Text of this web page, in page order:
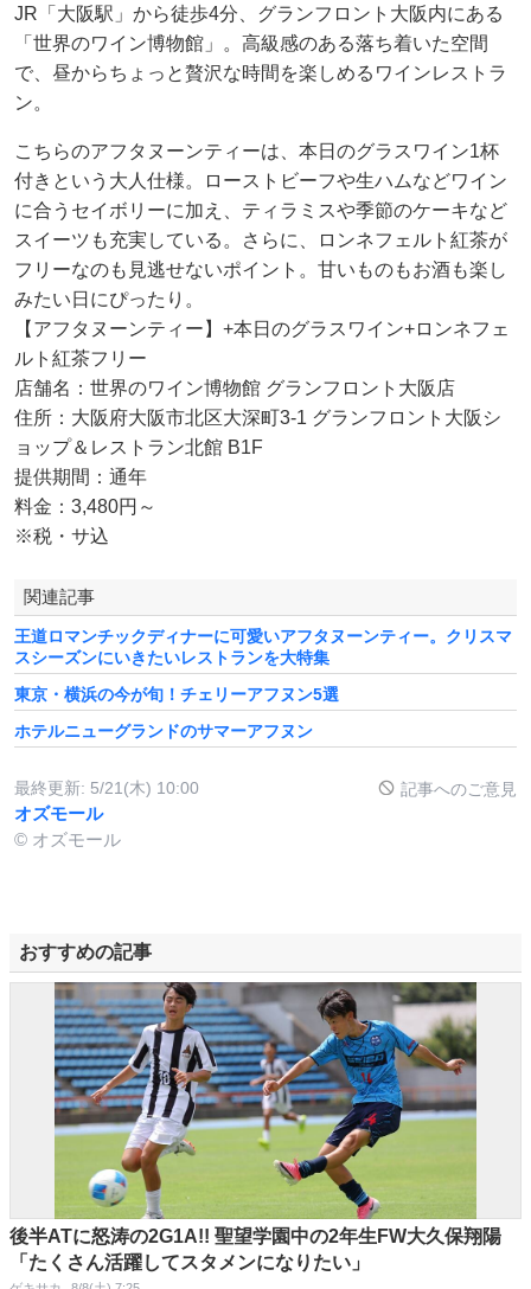
JR「大阪駅」から徒歩4分、グランフロント大阪内にある
「世界のワイン博物館」。高級感のある落ち着いた空間
で、昼からちょっと贅沢な時間を楽しめるワインレストラ
ン。
こちらのアフタヌーンティーは、本日のグラスワイン1杯
付きという大人仕様。ローストビーフや生ハムなどワイン
に合うセイボリーに加え、ティラミスや季節のケーキなど
スイーツも充実している。さらに、ロンネフェルト紅茶が
フリーなのも見逃せないポイント。甘いものもお酒も楽し
みたい日にぴったり。
【アフタヌーンティー】+本日のグラスワイン+ロンネフェ
ルト紅茶フリー
店舗名：世界のワイン博物館 グランフロント大阪店
住所：大阪府大阪市北区大深町3-1 グランフロント大阪シ
ョップ＆レストラン北館 B1F
提供期間：通年
料金：3,480円～
※税・サ込
関連記事
王道ロマンチックディナーに可愛いアフタヌーンティー。クリスマ
スシーズンにいきたいレストランを大特集
東京・横浜の今が旬！チェリーアフヌン5選
ホテルニューグランドのサマーアフヌン
最終更新: 5/21(木) 10:00 記事へのご意見
オズモール
© オズモール
おすすめの記事
後半ATに怒涛の2G1A!! 聖望学園中の2年生FW大久保翔陽
「たくさん活躍してスタメンになりたい」